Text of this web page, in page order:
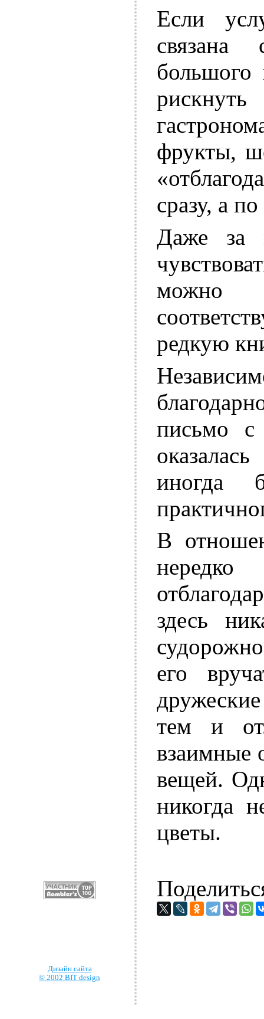
Если
большого
фрукты,
сразу, а
Даже за
можно
редкую
письмо с
иногда
В
нередко
здесь
его
тем и
взаимные
вещей.
никогда
цветы.
Дизайн сайта
© 2002 BIT design